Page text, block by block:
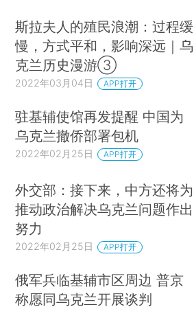
斯拉夫人的殖民浪潮：过程缓
慢，方式平和，影响深远｜乌
克兰历史漫游③
2022年03月04日 APP打开
驻基辅使馆再发提醒 中国为
乌克兰撤侨部署包机
2022年02月25日 APP打开
外交部：接下来，中方还将为
推动政治解决乌克兰问题作出
努力
2022年02月25日 APP打开
俄军兵临基辅市区周边 普京
称愿同乌克兰开展谈判